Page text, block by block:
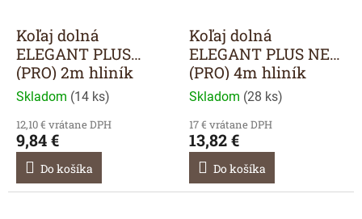
Koľaj dolná
ELEGANT PLUS
(PRO) 2m hliník
Skladom (14 ks)
12,10 € vrátane DPH
9,84 €
Do košíka
Koľaj dolná
ELEGANT PLUS NEW
(PRO) 4m hliník
Skladom (28 ks)
17 € vrátane DPH
13,82 €
Do košíka